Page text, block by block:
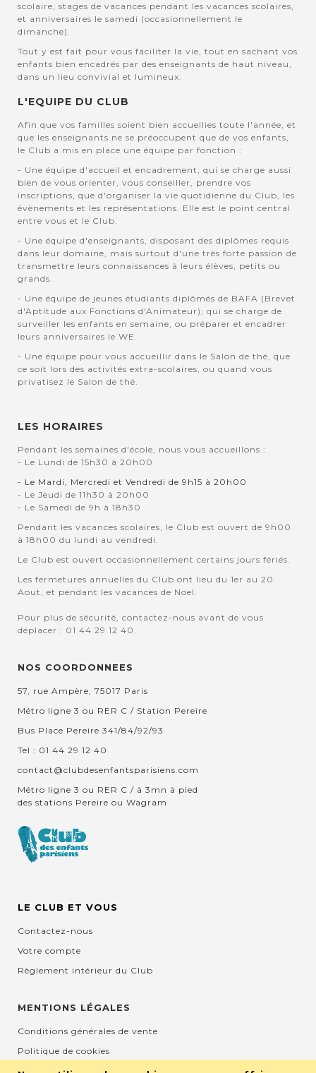
scolaire, stages de vacances pendant les vacances scolaires,
et anniversaires le samedi (occasionnellement le
dimanche).
Tout y est fait pour vous faciliter la vie, tout en sachant vos
enfants bien encadrés par des enseignants de haut niveau,
dans un lieu convivial et lumineux.
L'EQUIPE DU CLUB
Afin que vos familles soient bien accuellies toute l'année, et
que les enseignants ne se préoccupent que de vos enfants,
le Club a mis en place une équipe par fonction :
- Une équipe d'accueil et encadrement, qui se charge aussi
bien de vous orienter, vous conseiller, prendre vos
inscriptions, que d'organiser la vie quotidienne du Club, les
évènements et les représentations. Elle est le point central
entre vous et le Club.
- Une équipe d'enseignants, disposant des diplômes requis
dans leur domaine, mais surtout d'une très forte passion de
transmettre leurs connaissances à leurs élèves, petits ou
grands.
- Une équipe de jeunes étudiants diplômés de BAFA (Brevet
d'Aptitude aux Fonctions d'Animateur); qui se charge de
surveiller les enfants en semaine, ou préparer et encadrer
leurs anniversaires le WE.
- Une équipe pour vous accueillir dans le Salon de thé, que
ce soit lors des activités extra-scolaires, ou quand vous
privatisez le Salon de thé.
LES HORAIRES
Pendant les semaines d'école, nous vous accueillons :
- Le Lundi de 15h30 à 20h00
- Le Mardi, Mercredi et Vendredi de 9h15 à 20h00
- Le Jeudi de 11h30 à 20h00
- Le Samedi de 9h à 18h30
Pendant les vacances scolaires, le Club est ouvert de 9h00
à 18h00 du lundi au vendredi.
Le Club est ouvert occasionnellement certains jours fériés.
Les fermetures annuelles du Club ont lieu du 1er au 20
Aout, et pendant les vacances de Noel.
Pour plus de sécurité, contactez-nous avant de vous
déplacer : 01 44 29 12 40.
NOS COORDONNEES
57, rue Ampère, 75017 Paris
Métro ligne 3 ou RER C / Station Pereire
Bus Place Pereire 341/84/92/93
Tel : 01 44 29 12 40
contact@clubdesenfantsparisiens.com
Métro ligne 3 ou RER C / à 3mn à pied
des stations Pereire ou Wagram
LE CLUB ET VOUS
Contactez-nous
Votre compte
Règlement intérieur du Club
MENTIONS LÉGALES
Conditions générales de vente
Politique de cookies
Mentions légales et CGU